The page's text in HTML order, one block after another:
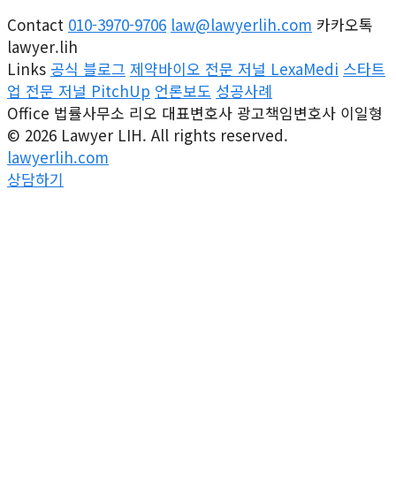
Contact 010-3970-9706 law@lawyerlih.com 카카오톡
lawyer.lih
Links 공식 블로그 제약바이오 전문 저널 LexaMedi 스타트
업 전문 저널 PitchUp 언론보도 성공사례
Office 법률사무소 리오 대표변호사 광고책임변호사 이일형
© 2026 Lawyer LIH. All rights reserved.
lawyerlih.com
상담하기